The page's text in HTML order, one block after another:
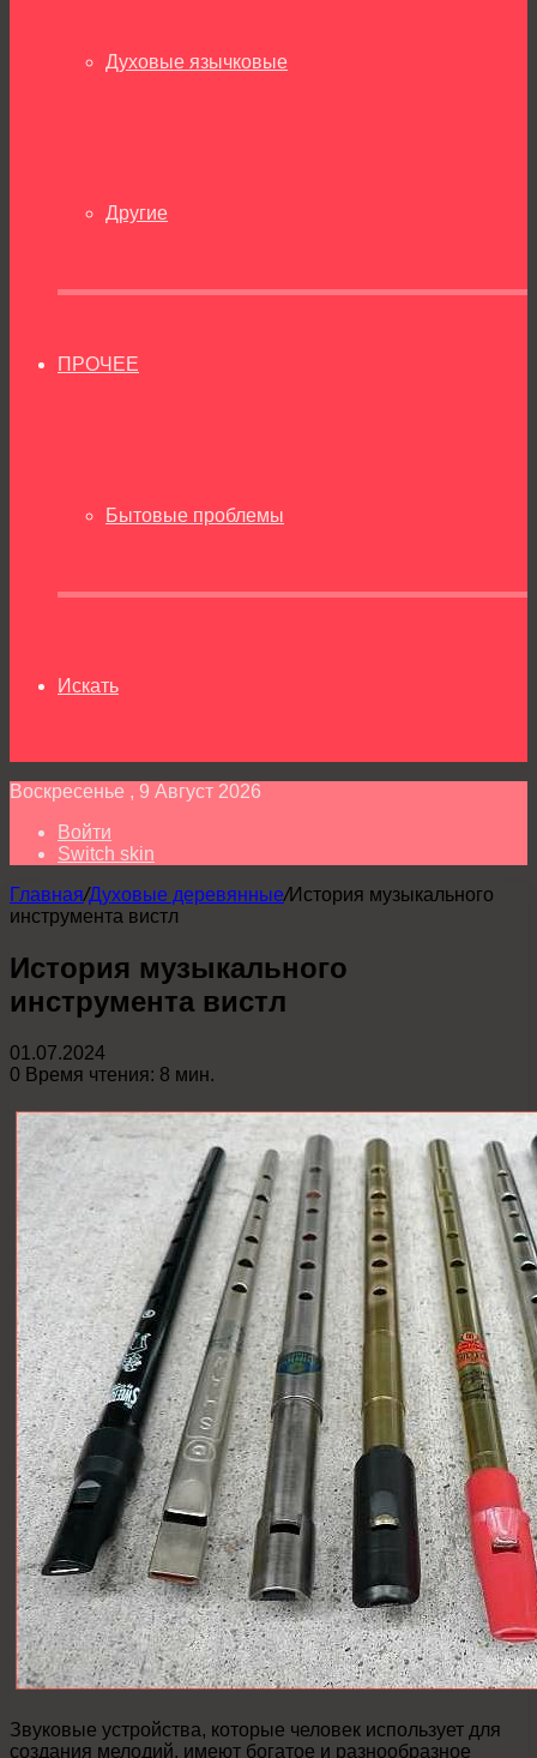
Духовые язычковые
Другие
ПРОЧЕЕ
Бытовые проблемы
Искать
Воскресенье , 9 Август 2026
Войти
Switch skin
Главная/Духовые деревянные/История музыкального
инструмента вистл
История музыкального
инструмента вистл
01.07.2024
0 Время чтения: 8 мин.
Звуковые устройства, которые человек использует для
создания мелодий, имеют богатое и разнообразное